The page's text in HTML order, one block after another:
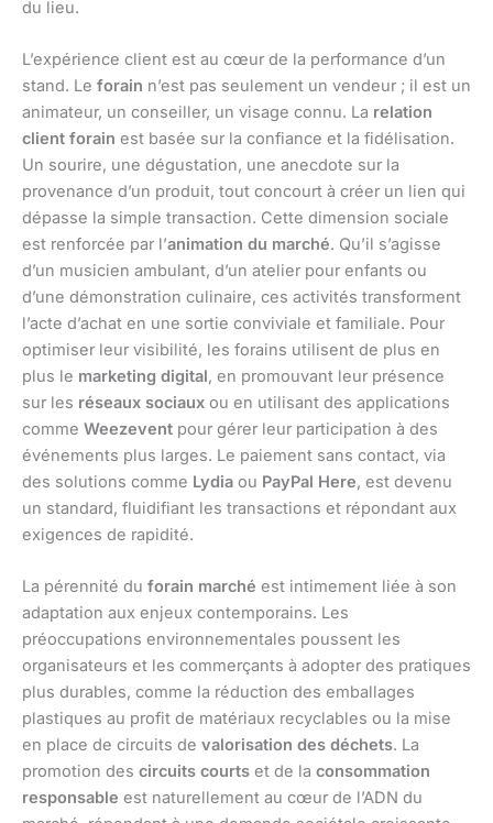
du lieu.
L’expérience client est au cœur de la performance d’un
stand. Le forain n’est pas seulement un vendeur ; il est un
animateur, un conseiller, un visage connu. La relation
client forain est basée sur la confiance et la fidélisation.
Un sourire, une dégustation, une anecdote sur la
provenance d’un produit, tout concourt à créer un lien qui
dépasse la simple transaction. Cette dimension sociale
est renforcée par l’animation du marché. Qu’il s’agisse
d’un musicien ambulant, d’un atelier pour enfants ou
d’une démonstration culinaire, ces activités transforment
l’acte d’achat en une sortie conviviale et familiale. Pour
optimiser leur visibilité, les forains utilisent de plus en
plus le marketing digital, en promouvant leur présence
sur les réseaux sociaux ou en utilisant des applications
comme Weezevent pour gérer leur participation à des
événements plus larges. Le paiement sans contact, via
des solutions comme Lydia ou PayPal Here, est devenu
un standard, fluidifiant les transactions et répondant aux
exigences de rapidité.
La pérennité du forain marché est intimement liée à son
adaptation aux enjeux contemporains. Les
préoccupations environnementales poussent les
organisateurs et les commerçants à adopter des pratiques
plus durables, comme la réduction des emballages
plastiques au profit de matériaux recyclables ou la mise
en place de circuits de valorisation des déchets. La
promotion des circuits courts et de la consommation
responsable est naturellement au cœur de l’ADN du